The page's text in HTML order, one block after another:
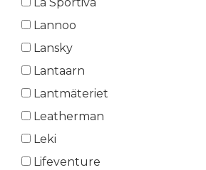
La Sportiva
Lannoo
Lansky
Lantaarn
Lantmäteriet
Leatherman
Leki
Lifeventure